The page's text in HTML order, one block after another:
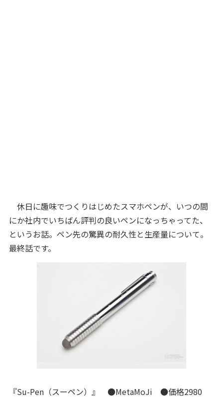
休日に趣味でつくりはじめたスマホペンが、いつの間
にか社内でいちばん評判の良いペンになっちゃってた、
というお話。ペン先の驚異の耐久性と生産量について。
最終話です。
『Su-Pen（スーペン）』 ●MetaMoJi ●価格2980